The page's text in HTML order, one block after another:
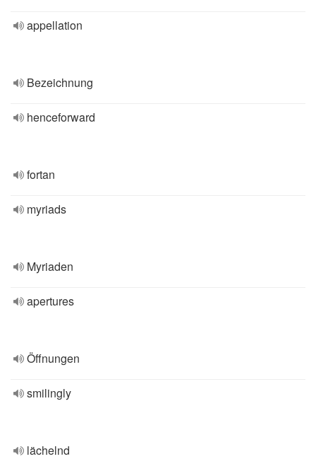
appellation
Bezeichnung
henceforward
fortan
myriads
Myriaden
apertures
Öffnungen
smilingly
lächelnd